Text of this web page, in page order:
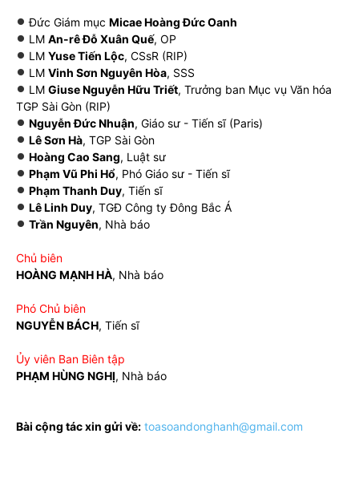
Đức Giám mục Micae Hoàng Đức Oanh
LM An-rê Đỗ Xuân Quế, OP
LM Yuse Tiến Lộc, CSsR (RIP)
LM Vinh Sơn Nguyên Hòa, SSS
LM Giuse Nguyễn Hữu Triết, Trưởng ban Mục vụ Văn hóa
TGP Sài Gòn (RIP)
Nguyễn Đức Nhuận, Giáo sư - Tiến sĩ (Paris)
Lê Sơn Hà, TGP Sài Gòn
Hoàng Cao Sang, Luật sư
Phạm Vũ Phi Hổ, Phó Giáo sư - Tiến sĩ
Phạm Thanh Duy, Tiến sĩ
Lê Linh Duy, TGĐ Công ty Đông Bắc Á
Trần Nguyên, Nhà báo
Chủ biên
HOÀNG MẠNH HÀ, Nhà báo
Phó Chủ biên
NGUYỄN BÁCH, Tiến sĩ
Ủy viên Ban Biên tập
PHẠM HÙNG NGHỊ, Nhà báo
Bài cộng tác xin gửi về: toasoandonghanh@gmail.com